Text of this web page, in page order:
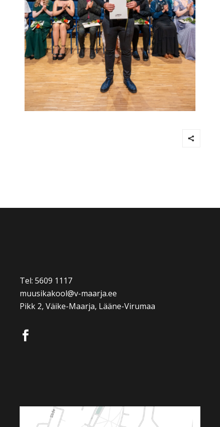
Tel: 5609 1117
muusikakool@v-maarja.ee
Pikk 2, Väike-Maarja, Lääne-Virumaa